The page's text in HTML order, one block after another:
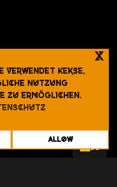
DE
verwendet Kekse,
Nutzung
zu ermöglichen.
Allow
x